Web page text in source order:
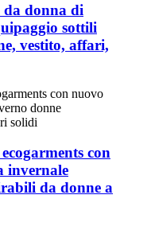
da donna di
sottili
vestito, affari,
con
invernale
da donne a